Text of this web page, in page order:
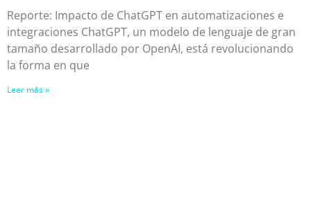
Reporte: Impacto de ChatGPT en automatizaciones e
integraciones ChatGPT, un modelo de lenguaje de gran
tamaño desarrollado por OpenAI, está revolucionando
la forma en que
Leer más »